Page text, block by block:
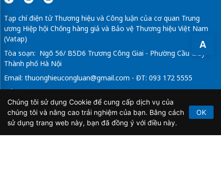
A
Tạp chí điện tử Thương hiệu và Công luận của cơ quan Trung
ương Hiệp hội Chống hàng giả và Bảo vệ Thương hiệu Việt Nam
(Vatap)
Tòa soạn: Ngõ 56/ B5D6 Trương Công Giai - Phường Cầu Giấy -
Thành phố Hà Nội
Email: thuonghieucongluan@gmail.com - ĐT: 093 172 5555
Tổng Biên Tập: Vũ Đức Thuận
Giấy phép hoạt động báo chí điện tử số 64/GP-BTTTT do Bộ
Thông tin và Truyền thông cấp ngày 21/2/2020.
Chúng tôi sử dụng Cookie để cung cấp dịch vụ của
chúng tôi và nâng cao trải nghiệm của bạn. Bằng cách
sử dụng trang web này, bạn đã đồng ý với điều này.
OK